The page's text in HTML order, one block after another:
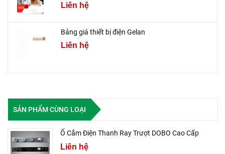
Liên hệ
Bảng giá thiết bị điện Gelan
Liên hệ
SẢN PHẨM CÙNG LOẠI
Ổ Cắm Điện Thanh Ray Trượt DOBO Cao Cấp
Liên hệ